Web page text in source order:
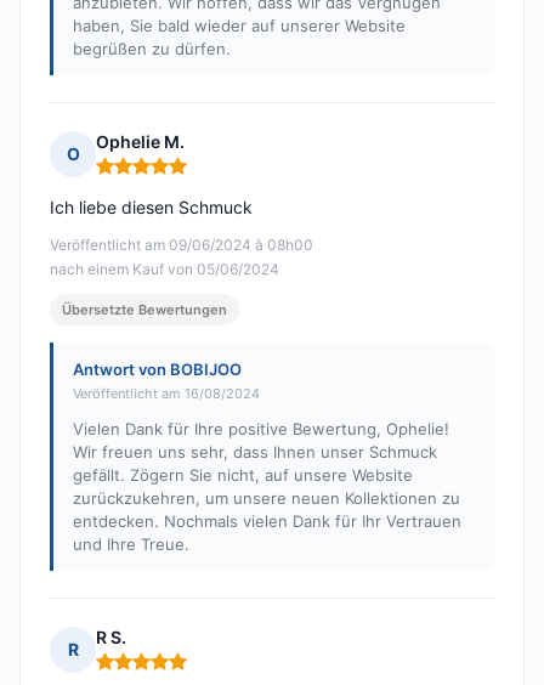
haben, Sie bald wieder auf unserer Website
begrüßen zu dürfen.
O
Ophelie M.
Hinweis: 5 von 5
Veröffentlicht am 09/06/2024 à 08h00
nach einem Kauf von 05/06/2024
Ich liebe diesen Schmuck
Übersetzte Bewertungen
Antwort von BOBIJOO
Veröffentlicht am 16/08/2024
Vielen Dank für Ihre positive Bewertung, Ophelie!
Wir freuen uns sehr, dass Ihnen unser Schmuck
gefällt. Zögern Sie nicht, auf unsere Website
zurückzukehren, um unsere neuen Kollektionen zu
entdecken. Nochmals vielen Dank für Ihr Vertrauen
und Ihre Treue.
R
R S.
Hinweis: 5 von 5